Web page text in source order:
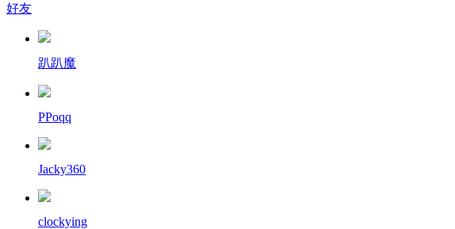
好友
趴趴魔
PPoqq
Jacky360
clockying